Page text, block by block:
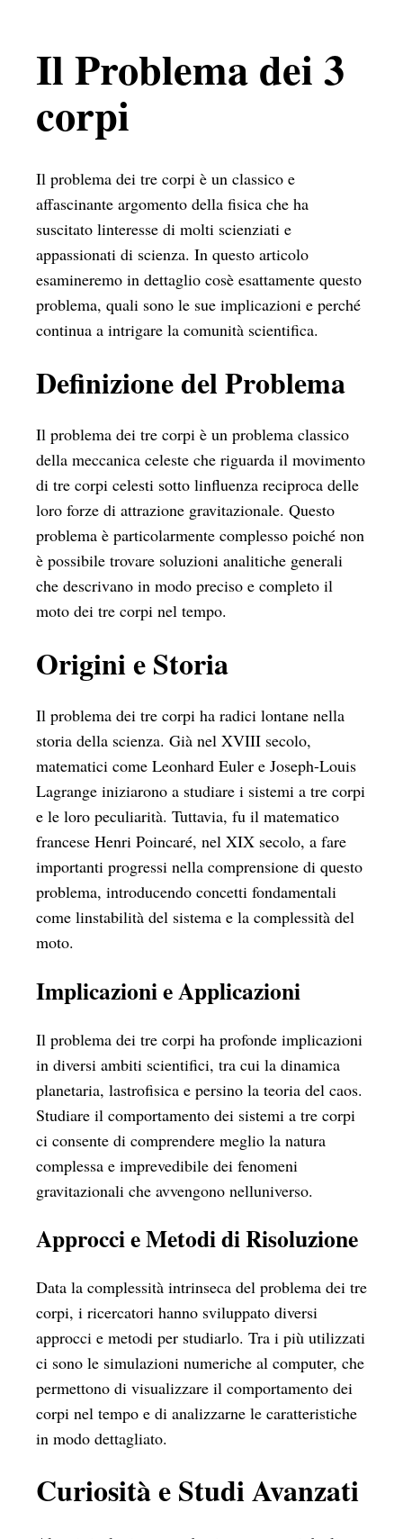
Il Problema dei 3
corpi
Il problema dei tre corpi è un classico e
affascinante argomento della fisica che ha
suscitato linteresse di molti scienziati e
appassionati di scienza. In questo articolo
esamineremo in dettaglio cosè esattamente questo
problema, quali sono le sue implicazioni e perché
continua a intrigare la comunità scientifica.
Definizione del Problema
Il problema dei tre corpi è un problema classico
della meccanica celeste che riguarda il movimento
di tre corpi celesti sotto linfluenza reciproca delle
loro forze di attrazione gravitazionale. Questo
problema è particolarmente complesso poiché non
è possibile trovare soluzioni analitiche generali
che descrivano in modo preciso e completo il
moto dei tre corpi nel tempo.
Origini e Storia
Il problema dei tre corpi ha radici lontane nella
storia della scienza. Già nel XVIII secolo,
matematici come Leonhard Euler e Joseph-Louis
Lagrange iniziarono a studiare i sistemi a tre corpi
e le loro peculiarità. Tuttavia, fu il matematico
francese Henri Poincaré, nel XIX secolo, a fare
importanti progressi nella comprensione di questo
problema, introducendo concetti fondamentali
come linstabilità del sistema e la complessità del
moto.
Implicazioni e Applicazioni
Il problema dei tre corpi ha profonde implicazioni
in diversi ambiti scientifici, tra cui la dinamica
planetaria, lastrofisica e persino la teoria del caos.
Studiare il comportamento dei sistemi a tre corpi
ci consente di comprendere meglio la natura
complessa e imprevedibile dei fenomeni
gravitazionali che avvengono nelluniverso.
Approcci e Metodi di Risoluzione
Data la complessità intrinseca del problema dei tre
corpi, i ricercatori hanno sviluppato diversi
approcci e metodi per studiarlo. Tra i più utilizzati
ci sono le simulazioni numeriche al computer, che
permettono di visualizzare il comportamento dei
corpi nel tempo e di analizzarne le caratteristiche
in modo dettagliato.
Curiosità e Studi Avanzati